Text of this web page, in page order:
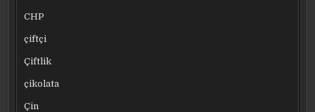
CHP
çiftçi
Çiftlik
çikolata
Çin